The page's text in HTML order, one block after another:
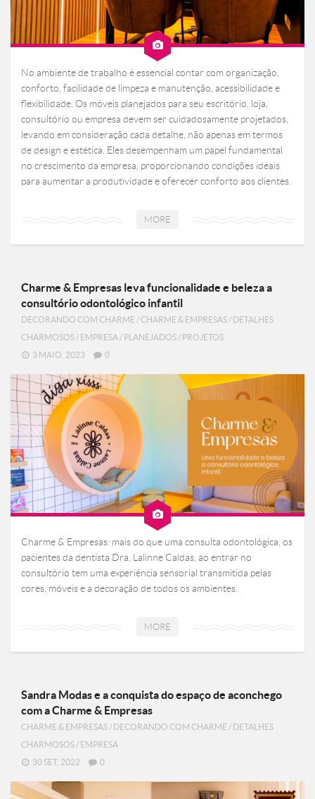
No ambiente de trabalho é essencial contar com organização,
conforto, facilidade de limpeza e manutenção, acessibilidade e
flexibilidade. Os móveis planejados para seu escritório, loja,
consultório ou empresa devem ser cuidadosamente projetados,
levando em consideração cada detalhe, não apenas em termos
de design e estética. Eles desempenham um papel fundamental
no crescimento da empresa, proporcionando condições ideais
para aumentar a produtividade e oferecer conforto aos clientes.
MORE
Charme & Empresas leva funcionalidade e beleza a
consultório odontológico infantil
DECORANDO COM CHARME /CHARME & EMPRESAS / DETALHES
CHARMOSOS / EMPRESA / PLANEJADOS / PROJETOS
3 MAIO, 2023
0
Charme & Empresas: mais do que uma consulta odontológica, os
pacientes da dentista Dra. Lalinne Caldas, ao entrar no
consultório tem uma experiência sensorial transmitida pelas
cores, móveis e a decoração de todos os ambientes.
MORE
Sandra Modas e a conquista do espaço de aconchego
com a Charme & Empresas
CHARME & EMPRESAS / DECORANDO COM CHARME / DETALHES
CHARMOSOS / EMPRESA
30 SET, 2022
0